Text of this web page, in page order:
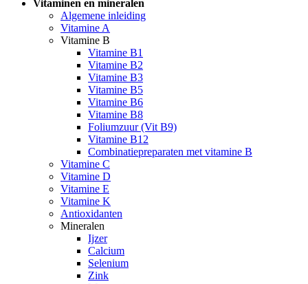
Vitaminen en mineralen
Algemene inleiding
Vitamine A
Vitamine B
Vitamine B1
Vitamine B2
Vitamine B3
Vitamine B5
Vitamine B6
Vitamine B8
Foliumzuur (Vit B9)
Vitamine B12
Combinatiepreparaten met vitamine B
Vitamine C
Vitamine D
Vitamine E
Vitamine K
Antioxidanten
Mineralen
Ijzer
Calcium
Selenium
Zink